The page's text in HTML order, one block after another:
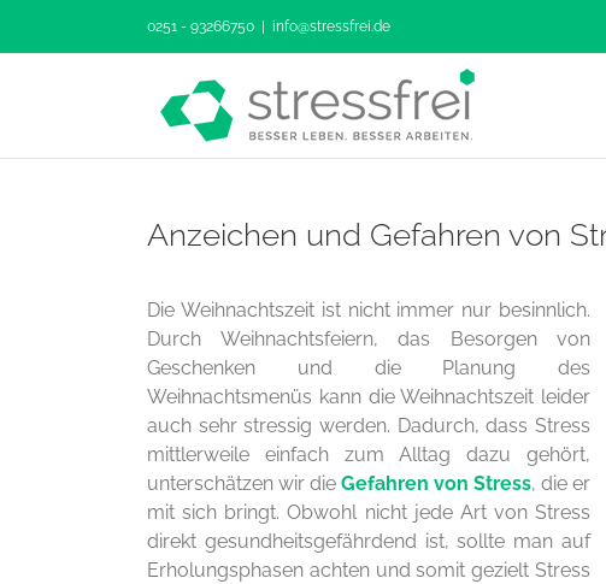
0251 - 93266750 info@stressfrei.de
Anzeichen und Gefahren von
Die Weihnachtszeit ist nicht immer nur besinnlich.
Durch Weihnachtsfeiern, das Besorgen von
Geschenken und die Planung des
Weihnachtsmenüs kann die Weihnachtszeit leider
auch sehr stressig werden. Dadurch, dass Stress
mittlerweile einfach zum Alltag dazu gehört,
unterschätzen wir dieGefahren von Stress, die er
mit sich bringt. Obwohl nicht jede Art von Stress
direkt gesundheitsgefährdend ist, sollte man auf
Erholungsphasen achten und somit gezielt Stress